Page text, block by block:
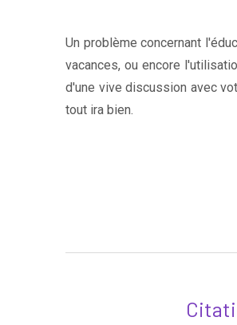
Un problème concernant
vacances, ou encore
d'une vive discussion avec
tout ira bien.